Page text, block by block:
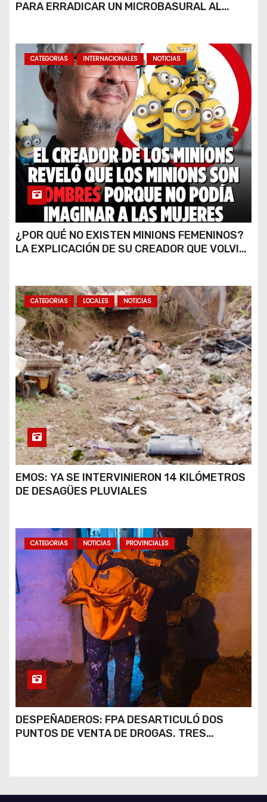
e
e
a
d
PARA ERRADICAR UN MICROBASURAL AL
CATEGORIAS INTERNACIONALES NOTICIAS
¿POR QUÉ NO EXISTEN MINIONS FEMENINOS?
LA EXPLICACIÓN DE SU CREADOR QUE VOLVIÓ
CATEGORIAS LOCALES NOTICIAS
EMOS: YA SE INTERVINIERON 14 KILÓMETROS
DE DESAGÜES PLUVIALES
CATEGORIAS NOTICIAS PROVINCIALES
DESPEÑADEROS: FPA DESARTICULÓ DOS
PUNTOS DE VENTA DE DROGAS. TRES